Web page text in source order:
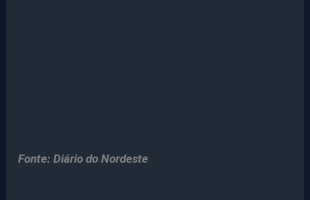
Fonte: Diário do Nordeste